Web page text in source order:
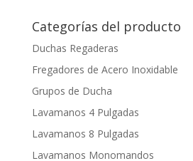
Categorías del producto
Duchas Regaderas
Fregadores de Acero Inoxidable
Grupos de Ducha
Lavamanos 4 Pulgadas
Lavamanos 8 Pulgadas
Lavamanos Monomandos